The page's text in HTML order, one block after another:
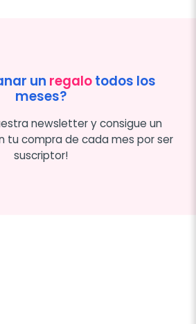
un regalotodos los
meses?
newsletter y consigue un
tu compra de cada mes por ser
suscriptor!